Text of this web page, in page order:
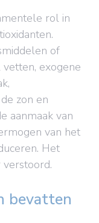
rol in
of
exogene
zon en
aanmaak van
van het
Het
bevatten